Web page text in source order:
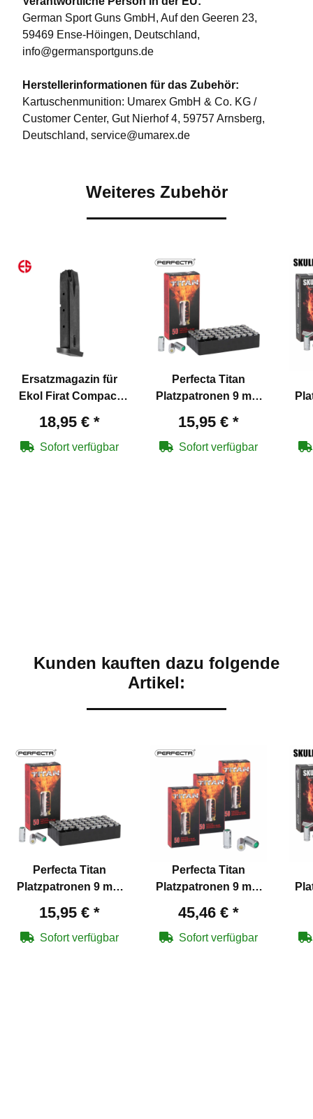
German Sport Guns GmbH, Auf den Geeren 23,
59469 Ense-Höingen, Deutschland,
info@germansportguns.de
Herstellerinformationen für das Zubehör:
Kartuschenmunition: Umarex GmbH & Co. KG /
Customer Center, Gut Nierhof 4, 59757 Arnsberg,
Deutschland, service@umarex.de
Weiteres Zubehör
Ersatzmagazin für
Ekol Firat Compact
Schreckschuss
Pistole 9 mm P.A.K.
18,95 € *
Sofort verfügbar
Perfecta Titan
Platzpatronen 9 mm
(P18)
15,95 € *
Sofort verfügbar
Kunden kauften dazu folgende
Artikel:
Perfecta Titan
Platzpatronen 9 mm
(P18)
15,95 € *
Sofort verfügbar
Perfecta Titan
Platzpatronen 9 mm
(P18)
45,46 € *
Sofort verfügbar